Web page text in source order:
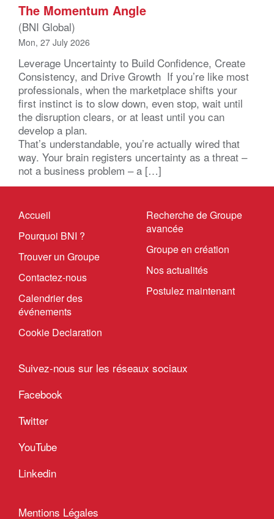
The Momentum Angle
(BNI Global)
Mon, 27 July 2026
Leverage Uncertainty to Build Confidence, Create
Consistency, and Drive Growth If you’re like most
professionals, when the marketplace shifts your
first instinct is to slow down, even stop, wait until
the disruption clears, or at least until you can
develop a plan.
That’s understandable, you’re actually wired that
way. Your brain registers uncertainty as a threat –
not a business problem – a […]
Accueil
Pourquoi BNI ?
Trouver un Groupe
Contactez-nous
Calendrier des
événements
Cookie Declaration
Recherche de Groupe
avancée
Groupe en création
Nos actualités
Postulez maintenant
Suivez-nous sur les réseaux sociaux
Facebook
Twitter
YouTube
Linkedin
Mentions Légales